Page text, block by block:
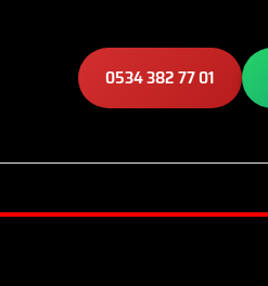
0534 382 77 01